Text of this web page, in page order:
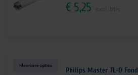
€ 5,25
Meerdere opties
Philips Master TL-D Food